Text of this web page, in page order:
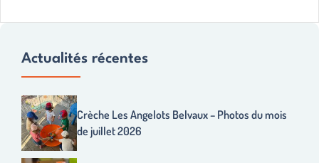
Actualités récentes
Crèche Les Angelots Belvaux – Photos du mois
de juillet 2026